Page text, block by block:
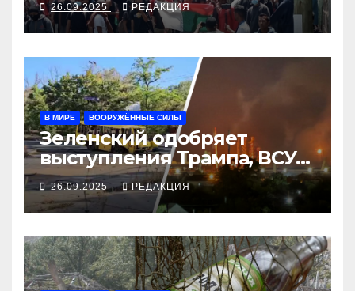
26.09.2025 РЕДАКЦИЯ
В МИРЕ ВООРУЖЁННЫЕ СИЛЫ
Зеленский одобряет
выступления Трампа, ВСУ
закрыли Добропольский
рубеж
26.09.2025 РЕДАКЦИЯ